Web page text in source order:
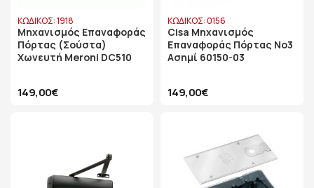
ΚΩΔΙΚΟΣ: 1918
Μηχανισμός Eπαναφοράς
Πόρτας (Σούστα)
Χωνευτή Meroni DC510
149,00€
ΚΩΔΙΚΟΣ: 0156
Cisa Μηχανισμός
Επαναφοράς Πόρτας Νο3
Ασημί 60150-03
149,00€